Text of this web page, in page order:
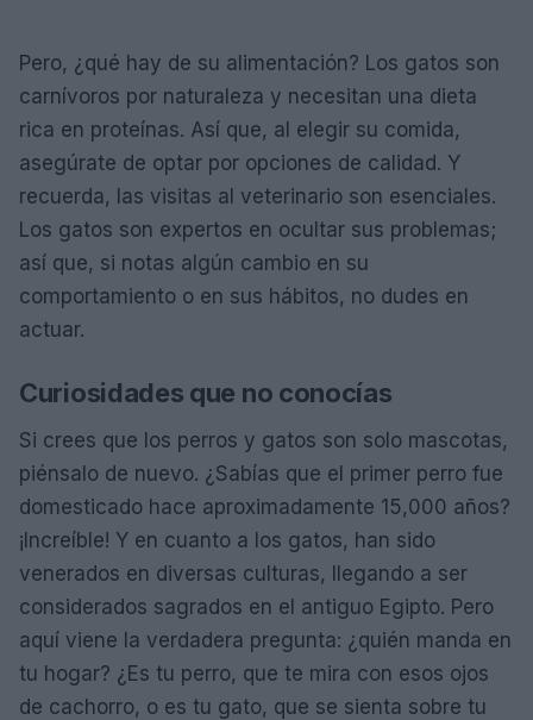
Pero, ¿qué hay de su alimentación? Los gatos son
carnívoros por naturaleza y necesitan una dieta
rica en proteínas. Así que, al elegir su comida,
asegúrate de optar por opciones de calidad. Y
recuerda, las visitas al veterinario son esenciales.
Los gatos son expertos en ocultar sus problemas;
así que, si notas algún cambio en su
comportamiento o en sus hábitos, no dudes en
actuar.
Curiosidades que no conocías
Si crees que los perros y gatos son solo mascotas,
piénsalo de nuevo. ¿Sabías que el primer perro fue
domesticado hace aproximadamente 15,000 años?
¡Increíble! Y en cuanto a los gatos, han sido
venerados en diversas culturas, llegando a ser
considerados sagrados en el antiguo Egipto. Pero
aquí viene la verdadera pregunta: ¿quién manda en
tu hogar? ¿Es tu perro, que te mira con esos ojos
de cachorro, o es tu gato, que se sienta sobre tu